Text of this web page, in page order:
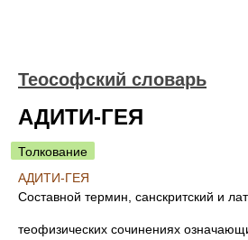
Теософский словарь
АДИТИ-ГЕЯ
Толкование
АДИТИ-ГЕЯ
Составной термин, санскритский и
теофизических сочинениях